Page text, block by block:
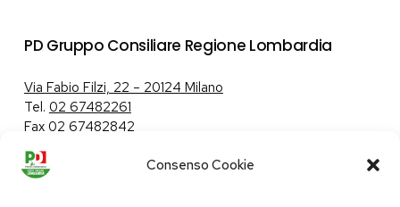
Consenso Cookie
PD Gruppo Consiliare Regione Lombardia
Via Fabio Filzi, 22 – 20124 Milano
Tel. 02 67482261
Fax 02 67482842
Tutela dei dati personali|Politica sui cookie